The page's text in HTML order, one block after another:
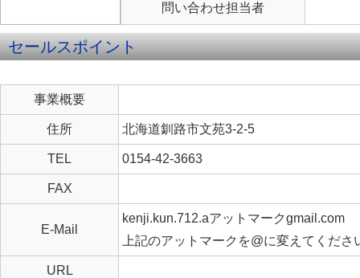
問い合わせ担当者
セールスポイント
事業概要
住所 北海道釧路市文苑3-2-5
TEL 0154-42-3663
FAX
E-Mail
kenji.kun.712.aアットマークgmail.com
上記のアットマークを@に変えてくださ
URL